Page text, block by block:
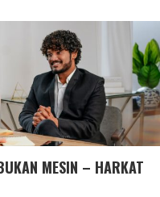
MESIN – HARKAT